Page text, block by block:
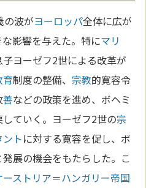
の波がヨーロッパ全体に広が
影響を与えた。特にマリ
子ヨーゼフ2世による改革が
育制度の整備、 宗教的寛容令
善などの政策を進め、ボヘミ
ていく。ヨーゼフ2世の宗
トに対する寛容を促し、ボ
展の機会をもたらした。こ
ーストリア＝ハンガリー帝国